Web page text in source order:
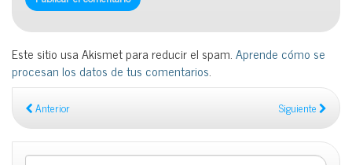
Este sitio usa Akismet para reducir el spam.Aprende cómo se
procesan los datos de tus comentarios.
Anterior Siguiente